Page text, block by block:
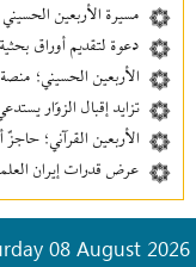
مسيرة الأربعين الحسيني
دعوة لتقديم أوراق
الأربعين الحسيني؛ منصة
تزايد إقبال الزوّار
الأربعين القرآني؛
عرض قدرات إيران
08 August 2026